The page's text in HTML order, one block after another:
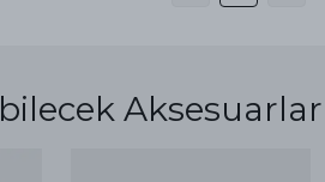
Aksesuarlar